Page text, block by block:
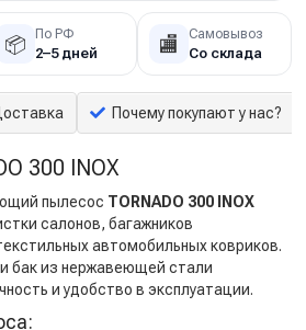
📦 По РФ
2–5 дней 🏬 Самовывоз
Со склада
Почему покупают у нас?
300 INOX
пылесос TORNADO 300 INOX
салонов, багажников
автомобильных ковриков.
бак из нержавеющей стали
и удобство в эксплуатации.